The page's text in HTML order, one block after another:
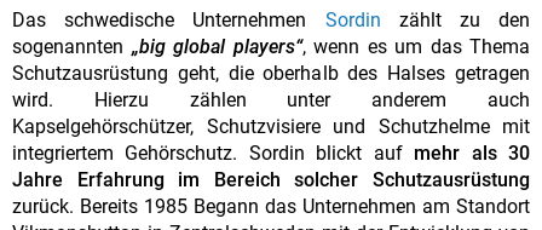
Das schwedische Unternehmen Sordin zählt zu den
sogenannten „big global players“, wenn es um das Thema
Schutzausrüstung geht, die oberhalb des Halses getragen
wird. Hierzu zählen unter anderem auch
Kapselgehörschützer, Schutzvisiere und Schutzhelme mit
integriertem Gehörschutz. Sordin blickt auf mehr als 30
Jahre Erfahrung im Bereich solcher Schutzausrüstung
zurück. Bereits 1985 Begann das Unternehmen am Standort